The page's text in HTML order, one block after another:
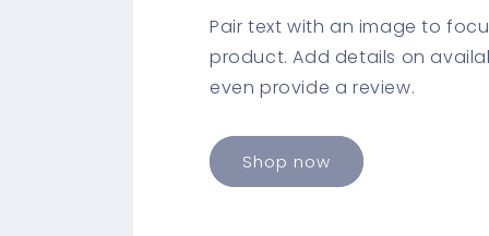
Pair text with an image to
product. Add details on
even provide a review.
Shop now